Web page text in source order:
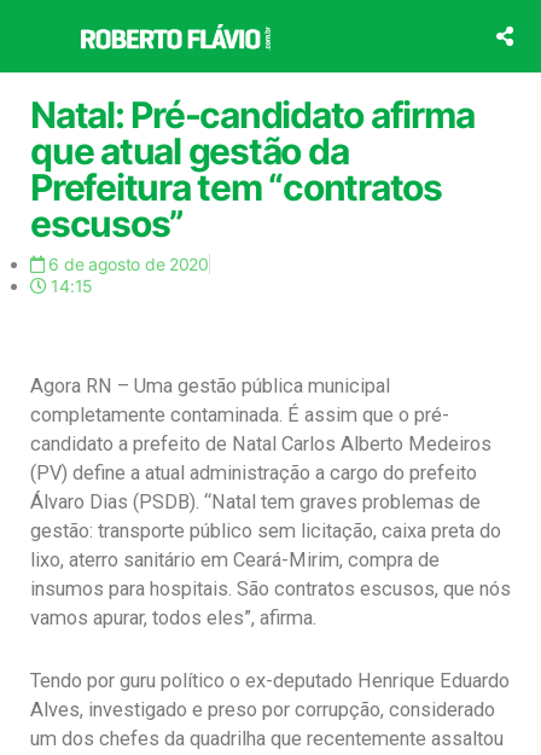
o
conteúdo
Natal: Pré-candidato afirma
que atual gestão da
Prefeitura tem “contratos
escusos”
6 de agosto de 2020
14:15
Agora RN – Uma gestão pública municipal
completamente contaminada. É assim que o pré-
candidato a prefeito de Natal Carlos Alberto Medeiros
(PV) define a atual administração a cargo do prefeito
Álvaro Dias (PSDB). “Natal tem graves problemas de
gestão: transporte público sem licitação, caixa preta do
lixo, aterro sanitário em Ceará-Mirim, compra de
insumos para hospitais. São contratos escusos, que nós
vamos apurar, todos eles”, afirma.
Tendo por guru político o ex-deputado Henrique Eduardo
Alves, investigado e preso por corrupção, considerado
um dos chefes da quadrilha que recentemente assaltou